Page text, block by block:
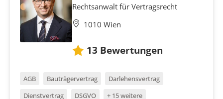
Rechtsanwalt für Vertragsrecht
1010 Wien
13 Bewertungen
AGB Bauträgervertrag
Darlehensvertrag
Dienstvertrag
DSGVO + 15 weitere